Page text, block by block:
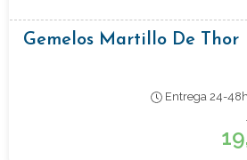
Gemelos Martillo De Thor
Entrega 24-48h